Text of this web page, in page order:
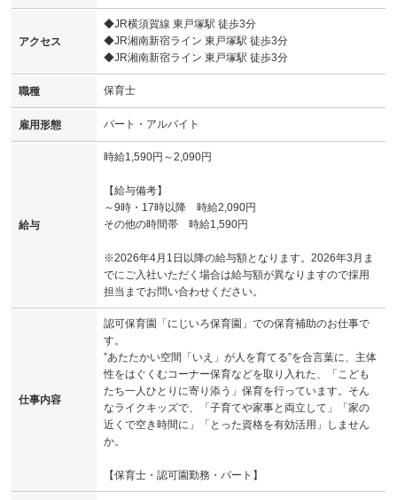
アクセス
◆JR横須賀線 東戸塚駅 徒歩3分
◆JR湘南新宿ライン 東戸塚駅 徒歩3分
◆JR湘南新宿ライン 東戸塚駅 徒歩3分
職種 保育士
雇用形態 パート・アルバイト
給与
時給1,590円～2,090円
【給与備考】
～9時・17時以降 時給2,090円
その他の時間帯 時給1,590円
※2026年4月1日以降の給与額となります。2026年3月ま
でにご入社いただく場合は給与額が異なりますので採用
担当までお問い合わせください。
仕事内容
認可保育園「にじいろ保育園」での保育補助のお仕事で
す。
”あたたかい空間「いえ」が人を育てる”を合言葉に、主体
性をはぐくむコーナー保育などを取り入れた、「こども
たち一人ひとりに寄り添う」保育を行っています。そん
なライクキッズで、「子育てや家事と両立して」「家の
近くで空き時間に」「とった資格を有効活用」しません
か。
【保育士・認可園勤務・パート】